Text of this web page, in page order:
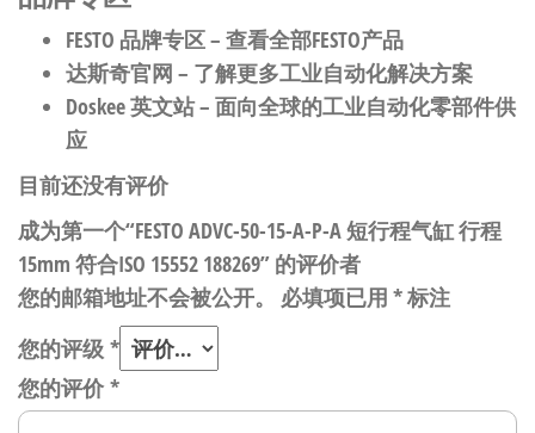
FESTO 品牌专区– 查看全部FESTO产品
达斯奇官网 – 了解更多工业自动化解决方案
Doskee 英文站– 面向全球的工业自动化零部件供
应
目前还没有评价
成为第一个“FESTO ADVC-50-15-A-P-A 短行程气缸 行程
15mm 符合ISO 15552 188269” 的评价者
您的邮箱地址不会被公开。
必填项已用 *标注
您的评级 *
您的评价*